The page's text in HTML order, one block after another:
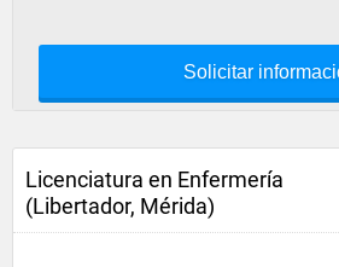
Solicitar
Licenciatura en Enfermería
(Libertador, Mérida)